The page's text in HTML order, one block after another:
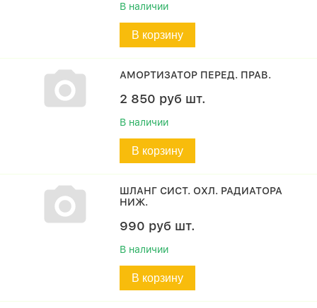
В наличии
В корзину
АМОРТИЗАТОР ПЕРЕД. ПРАВ.
2 850 руб шт.
В наличии
В корзину
ШЛАНГ СИСТ. ОХЛ. РАДИАТОРА
НИЖ.
990 руб шт.
В наличии
В корзину